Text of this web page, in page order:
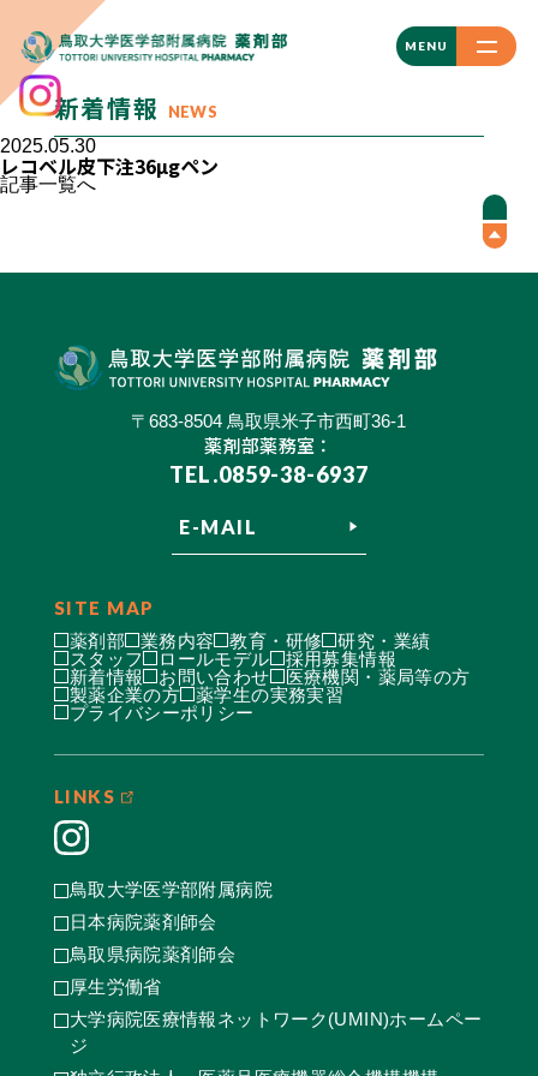
MENU
CLOSE
新着情報 NEWS
2025.05.30
レコベル皮下注36µgペン
記事一覧へ
〒683-8504 鳥取県米子市西町36-1
薬剤部薬務室：
TEL.0859-38-6937
E-MAIL
SITE MAP
薬剤部 業務内容 教育・研修
研究・業績
スタッフ
ロールモデル
採用募集情報
新着情報
お問い合わせ
医療機関・薬局等の方
製薬企業の方
薬学生の実務実習
プライバシーポリシー
LINKS
鳥取大学医学部附属病院
日本病院薬剤師会
鳥取県病院薬剤師会
厚生労働省
大学病院医療情報ネットワーク(UMIN)ホームペー
ジ